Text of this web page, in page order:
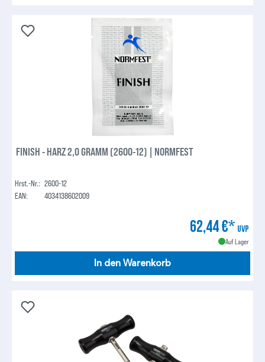
FINISH - HARZ 2,0 GRAMM (2600-12) | NORMFEST
Hrst.-Nr.: 2600-12
EAN:
4034138602009
62,44 €* UVP
Auf Lager
In den Warenkorb